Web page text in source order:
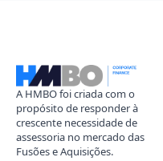
A HMBO foi criada com o
propósito de responder à
crescente necessidade de
assessoria no mercado das
Fusões e Aquisições.